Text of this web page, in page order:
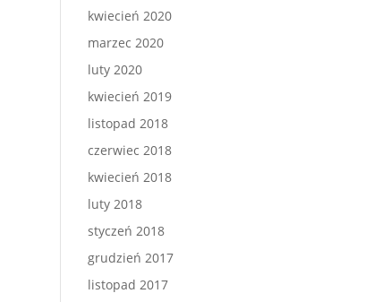
kwiecień 2020
marzec 2020
luty 2020
kwiecień 2019
listopad 2018
czerwiec 2018
kwiecień 2018
luty 2018
styczeń 2018
grudzień 2017
listopad 2017